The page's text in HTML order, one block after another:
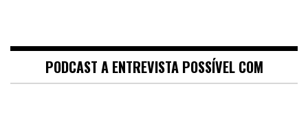
PODCAST A ENTREVISTA POSSÍVEL COM